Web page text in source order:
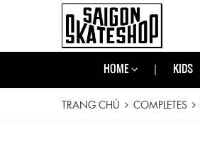
HOME KIDS
TRANG CHỦ COMPLETES